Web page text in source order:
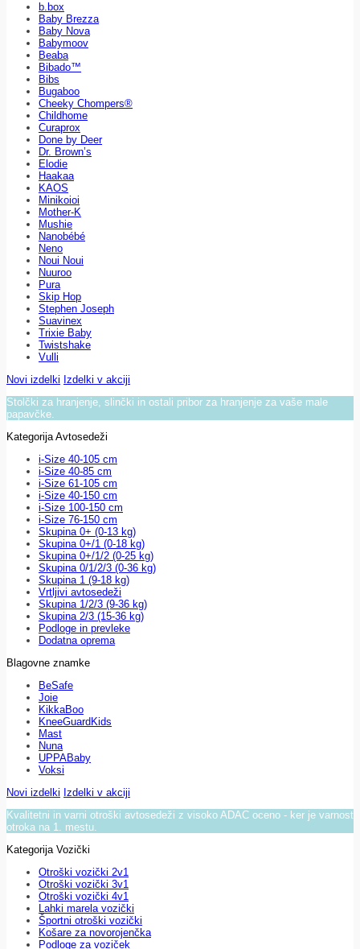
b.box
Baby Brezza
Baby Nova
Babymoov
Beaba
Bibado™
Bibs
Bugaboo
Cheeky Chompers®
Childhome
Curaprox
Done by Deer
Dr. Brown’s
Elodie
Haakaa
KAOS
Minikoioi
Mother-K
Mushie
Nanobébé
Neno
Noui Noui
Nuuroo
Pura
Skip Hop
Stephen Joseph
Suavinex
Trixie Baby
Twistshake
Vulli
Novi izdelki Izdelki v akciji
Stolčki za hranjenje, slinčki in ostali pribor za hranjenje za vaše male
papavčke.
Kategorija Avtosedeži
i-Size 40-105 cm
i-Size 40-85 cm
i-Size 61-105 cm
i-Size 40-150 cm
i-Size 100-150 cm
i-Size 76-150 cm
Skupina 0+ (0-13 kg)
Skupina 0+/1 (0-18 kg)
Skupina 0+/1/2 (0-25 kg)
Skupina 0/1/2/3 (0-36 kg)
Skupina 1 (9-18 kg)
Vrtljivi avtosedeži
Skupina 1/2/3 (9-36 kg)
Skupina 2/3 (15-36 kg)
Podloge in prevleke
Dodatna oprema
Blagovne znamke
BeSafe
Joie
KikkaBoo
KneeGuardKids
Mast
Nuna
UPPABaby
Voksi
Novi izdelki Izdelki v akciji
Kvalitetni in varni otroški avtosedeži z visoko ADAC oceno - ker je varnost
otroka na 1. mestu.
Kategorija Vozički
Otroški vozički 2v1
Otroški vozički 3v1
Otroški vozički 4v1
Lahki marela vozički
Športni otroški vozički
Košare za novorojenčka
Podloge za voziček